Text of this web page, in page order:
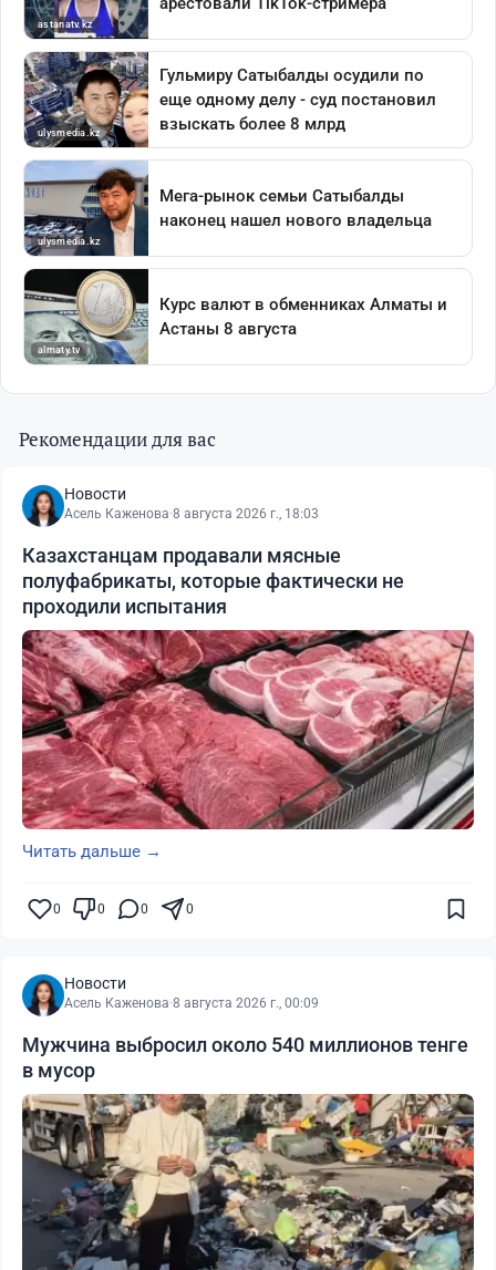
Рекомендации для вас
Новости
Асель Каженова·8 августа 2026 г., 18:03
Казахстанцам продавали мясные
полуфабрикаты, которые фактически не
проходили испытания
Читать дальше →
0 0 0 0
Новости
Асель Каженова·8 августа 2026 г., 00:09
Мужчина выбросил около 540 миллионов тенге
в мусор